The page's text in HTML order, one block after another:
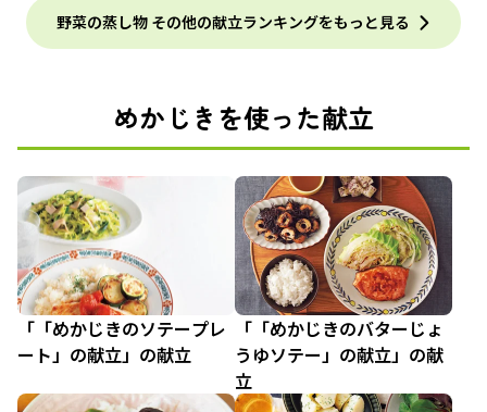
野菜の蒸し物 その他の献立ランキングをもっと見る
めかじきを使った献立
「「めかじきのソテープレ
ート」の献立」の献立
「「めかじきのバターじょ
うゆソテー」の献立」の献
立